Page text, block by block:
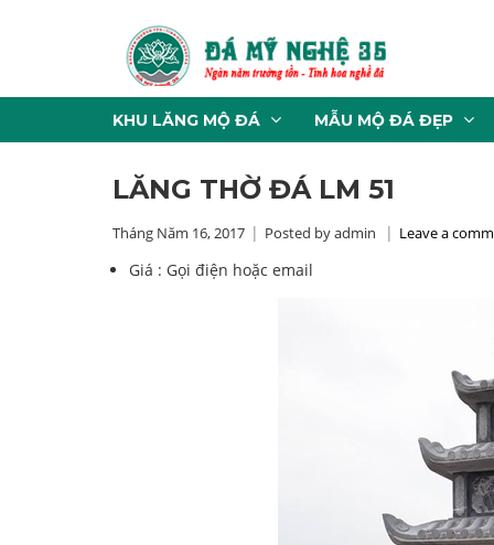
KHU LĂNG MỘ ĐÁ MẪU MỘ ĐÁ ĐẸP
LĂNG THỜ ĐÁ LM 51
Tháng Năm 16, 2017 Posted by admin Leave a
Giá : Gọi điện hoặc email